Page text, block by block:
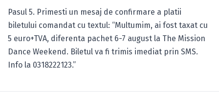
Pasul 5. Primesti un mesaj de confirmare a platii
biletului comandat cu textul: “Multumim, ai fost taxat cu
5 euro+TVA, diferenta pachet 6-7 august la The Mission
Dance Weekend. Biletul va fi trimis imediat prin SMS.
Info la 0318222123.”